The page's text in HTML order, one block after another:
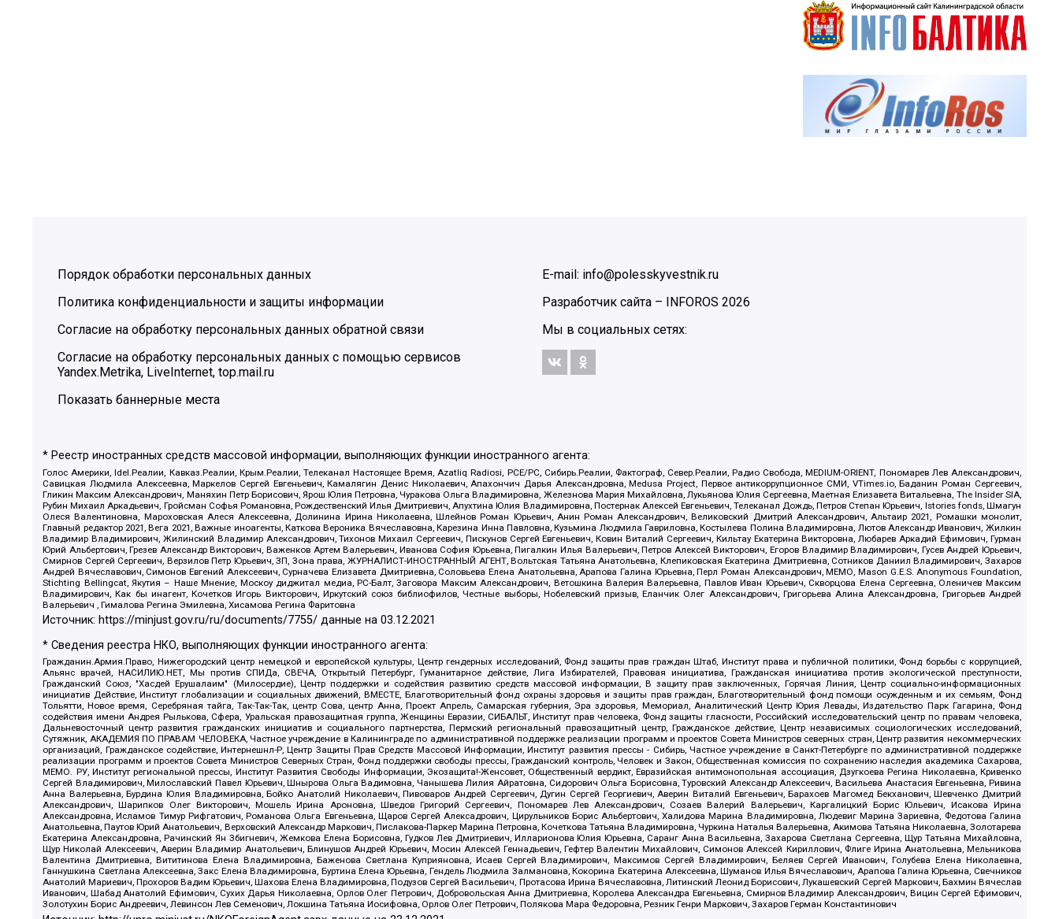
Порядок обработки персональных данных
Политика конфиденциальности и защиты информации
Согласие на обработку персональных данных обратной связи
Согласие на обработку персональных данных с помощью сервисов
Yandex.Metrika, LiveInternet, top.mail.ru
Показать баннерные места
E-mail: info@polesskyvestnik.ru
Разработчик сайта – INFOROS 2026
Мы в социальных сетях:
* Реестр иностранных средств массовой информации, выполняющих функции иностранного агента:
Голос Америки, Idel.Реалии, Кавказ.Реалии, Крым.Реалии, Телеканал Настоящее Время, Azatliq Radiosi, PCE/PC, Сибирь.Реалии, Фактограф, Север.Реалии, Радио Свобода, MEDIUM-ORIENT, Пономарев Лев Александрович,
Савицкая Людмила Алексеевна, Маркелов Сергей Евгеньевич, Камалягин Денис Николаевич, Апахончич Дарья Александровна, Medusa Project, Первое антикоррупционное СМИ, VTimes.io, Баданин Роман Сергеевич,
Гликин Максим Александрович, Маняхин Петр Борисович, Ярош Юлия Петровна, Чуракова Ольга Владимировна, Железнова Мария Михайловна, Лукьянова Юлия Сергеевна, Маетная Елизавета Витальевна, The Insider SIA,
Рубин Михаил Аркадьевич, Гройсман Софья Романовна, Рождественский Илья Дмитриевич, Апухтина Юлия Владимировна, Постернак Алексей Евгеньевич, Телеканал Дождь, Петров Степан Юрьевич, Istories fonds, Шмагун
Олеся Валентиновна, Мароховская Алеся Алексеевна, Долинина Ирина Николаевна, Шлейнов Роман Юрьевич, Анин Роман Александрович, Великовский Дмитрий Александрович, Альтаир 2021, Ромашки монолит,
Главный редактор 2021, Вега 2021, Важные иноагенты, Каткова Вероника Вячеславовна, Карезина Инна Павловна, Кузьмина Людмила Гавриловна, Костылева Полина Владимировна, Лютов Александр Иванович, Жилкин
Владимир Владимирович, Жилинский Владимир Александрович, Тихонов Михаил Сергеевич, Пискунов Сергей Евгеньевич, Ковин Виталий Сергеевич, Кильтау Екатерина Викторовна, Любарев Аркадий Ефимович, Гурман
Юрий Альбертович, Грезев Александр Викторович, Важенков Артем Валерьевич, Иванова София Юрьевна, Пигалкин Илья Валерьевич, Петров Алексей Викторович, Егоров Владимир Владимирович, Гусев Андрей Юрьевич,
Смирнов Сергей Сергеевич, Верзилов Петр Юрьевич, ЗП, Зона права, ЖУРНАЛИСТ-ИНОСТРАННЫЙ АГЕНТ, Вольтская Татьяна Анатольевна, Клепиковская Екатерина Дмитриевна, Сотников Даниил Владимирович, Захаров
Андрей Вячеславович, Симонов Евгений Алексеевич, Сурначева Елизавета Дмитриевна, Соловьева Елена Анатольевна, Арапова Галина Юрьевна, Перл Роман Александрович, МЕМО, Mason G.E.S. Anonymous Foundation,
Stichting Bellingcat, Якутия – Наше Мнение, Москоу диджитал медиа, РС-Балт, Заговора Максим Александрович, Ветошкина Валерия Валерьевна, Павлов Иван Юрьевич, Скворцова Елена Сергеевна, Оленичев Максим
Владимирович, Как бы инагент, Кочетков Игорь Викторович, Иркутский союз библиофилов, Честные выборы, Нобелевский призыв, Еланчик Олег Александрович, Григорьева Алина Александровна, Григорьев Андрей
Валерьевич , Гималова Регина Эмилевна, Хисамова Регина Фаритовна
Источник: https://minjust.gov.ru/ru/documents/7755/ данные на03.12.2021
* Сведения реестра НКО, выполняющих функции иностранного агента:
Гражданин.Армия.Право, Нижегородский центр немецкой и европейской культуры, Центр гендерных исследований, Фонд защиты прав граждан Штаб, Институт права и публичной политики, Фонд борьбы с коррупцией,
Альянс врачей, НАСИЛИЮ.НЕТ, Мы против СПИДа, СВЕЧА, Открытый Петербург, Гуманитарное действие, Лига Избирателей, Правовая инициатива, Гражданская инициатива против экологической преступности,
Гражданский Союз, "Хасдей Ерушалаим" (Милосердие), Центр поддержки и содействия развитию средств массовой информации, В защиту прав заключенных, Горячая Линия, Центр социально-информационных
инициатив Действие, Институт глобализации и социальных движений, ВМЕСТЕ, Благотворительный фонд охраны здоровья и защиты прав граждан, Благотворительный фонд помощи осужденным и их семьям, Фонд
Тольятти, Новое время, Серебряная тайга, Так-Так-Так, центр Сова, центр Анна, Проект Апрель, Самарская губерния, Эра здоровья, Мемориал, Аналитический Центр Юрия Левады, Издательство Парк Гагарина, Фонд
содействия имени Андрея Рылькова, Сфера, Уральская правозащитная группа, Женщины Евразии, СИБАЛЬТ, Институт прав человека, Фонд защиты гласности, Российский исследовательский центр по правам человека,
Дальневосточный центр развития гражданских инициатив и социального партнерства, Пермский региональный правозащитный центр, Гражданское действие, Центр независимых социологических исследований,
Сутяжник, АКАДЕМИЯ ПО ПРАВАМ ЧЕЛОВЕКА, Частное учреждение в Калининграде по административной поддержке реализации программ и проектов Совета Министров северных стран, Центр развития некоммерческих
организаций, Гражданское содействие, Интернешнл-Р, Центр Защиты Прав Средств Массовой Информации, Институт развития прессы - Сибирь, Частное учреждение в Санкт-Петербурге по административной поддержке
реализации программ и проектов Совета Министров Северных Стран, Фонд поддержки свободы прессы, Гражданский контроль, Человек и Закон, Общественная комиссия по сохранению наследия академика Сахарова,
МЕМО. РУ, Институт региональной прессы, Институт Развития Свободы Информации, Экозащита!-Женсовет, Общественный вердикт, Евразийская антимонопольная ассоциация, Дзугкоева Регина Николаевна, Кривенко
Сергей Владимирович, Милославский Павел Юрьевич, Шнырова Ольга Вадимовна, Чанышева Лилия Айратовна, Сидорович Ольга Борисовна, Туровский Александр Алексеевич, Васильева Анастасия Евгеньевна, Ривина
Анна Валерьевна, Бурдина Юлия Владимировна, Бойко Анатолий Николаевич, Пивоваров Андрей Сергеевич, Дугин Сергей Георгиевич, Аверин Виталий Евгеньевич, Барахоев Магомед Бекханович, Шевченко Дмитрий
Александрович, Шарипков Олег Викторович, Мошель Ирина Ароновна, Шведов Григорий Сергеевич, Пономарев Лев Александрович, Созаев Валерий Валерьевич, Каргалицкий Борис Юльевич, Исакова Ирина
Александровна, Исламов Тимур Рифгатович, Романова Ольга Евгеньевна, Щаров Сергей Алексадрович, Цирульников Борис Альбертович, Халидова Марина Владимировна, Людевиг Марина Зариевна, Федотова Галина
Анатольевна, Паутов Юрий Анатольевич, Верховский Александр Маркович, Пислакова-Паркер Марина Петровна, Кочеткова Татьяна Владимировна, Чуркина Наталья Валерьевна, Акимова Татьяна Николаевна, Золотарева
Екатерина Александровна, Рачинский Ян Збигневич, Жемкова Елена Борисовна, Гудков Лев Дмитриевич, Илларионова Юлия Юрьевна, Саранг Анна Васильевна, Захарова Светлана Сергеевна, Щур Татьяна Михайловна,
Щур Николай Алексеевич, Аверин Владимир Анатольевич, Блинушов Андрей Юрьевич, Мосин Алексей Геннадьевич, Гефтер Валентин Михайлович, Симонов Алексей Кириллович, Флиге Ирина Анатольевна, Мельникова
Валентина Дмитриевна, Вититинова Елена Владимировна, Баженова Светлана Куприяновна, Исаев Сергей Владимирович, Максимов Сергей Владимирович, Беляев Сергей Иванович, Голубева Елена Николаевна,
Ганнушкина Светлана Алексеевна, Закс Елена Владимировна, Буртина Елена Юрьевна, Гендель Людмила Залмановна, Кокорина Екатерина Алексеевна, Шуманов Илья Вячеславович, Арапова Галина Юрьевна, Свечников
Анатолий Мариевич, Прохоров Вадим Юрьевич, Шахова Елена Владимировна, Подузов Сергей Васильевич, Протасова Ирина Вячеславовна, Литинский Леонид Борисович, Лукашевский Сергей Маркович, Бахмин Вячеслав
Иванович, Шабад Анатолий Ефимович, Сухих Дарья Николаевна, Орлов Олег Петрович, Добровольская Анна Дмитриевна, Королева Александра Евгеньевна, Смирнов Владимир Александрович, Вицин Сергей Ефимович,
Золотухин Борис Андреевич, Левинсон Лев Семенович, Локшина Татьяна Иосифовна, Орлов Олег Петрович, Полякова Мара Федоровна, Резник Генри Маркович, Захаров Герман Константинович